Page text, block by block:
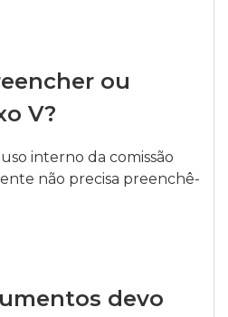
ou
V?
interno da comissão
não precisa preenchê-
devo